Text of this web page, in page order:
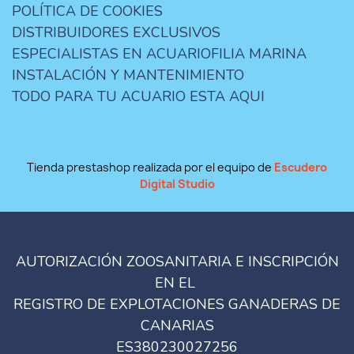
POLÍTICA DE COOKIES
DISTRIBUIDORES EXCLUSIVOS
ESPECIALISTAS EN ACUARIOFILIA MARINA
INSTALACIÓN Y MANTENIMIENTO
TODO PARA TU ACUARIO ESTA AQUI
Tienda prestashop realizada por el equipo de Escudero
Digital Studio
AUTORIZACIÓN ZOOSANITARIA E INSCRIPCIÓN
EN EL
REGISTRO DE EXPLOTACIONES GANADERAS DE
CANARIAS
ES380230027256